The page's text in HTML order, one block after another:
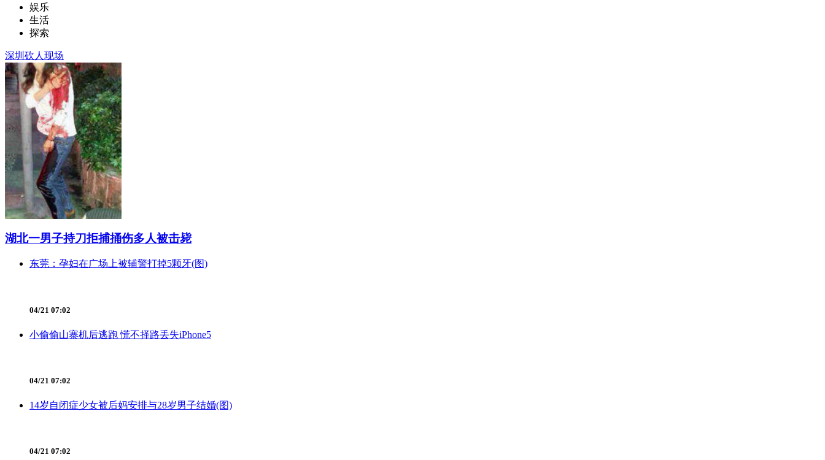
娱乐
生活
探索
深圳砍人现场
湖北一男子持刀拒捕捅伤多人被击毙
东莞：孕妇在广场上被辅警打掉5颗牙(图)
04/21 07:02
小偷偷山寨机后逃跑 慌不择路丢失iPhone5
04/21 07:02
14岁自闭症少女被后妈安排与28岁男子结婚(图)
04/21 07:02